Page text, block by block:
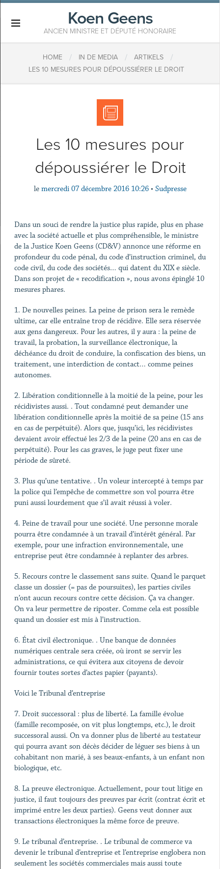
Koen Geens
ANCIEN MINISTRE ET DÉPUTÉ HONORAIRE
HOME / IN DE MEDIA / ARTIKELS /
LES 10 MESURES POUR DÉPOUSSIÉRER LE DROIT
Les 10 mesures pour
dépoussiérer le Droit
le mercredi 07 décembre 2016 10:26 • Sudpresse
Dans un souci de rendre la justice plus rapide, plus en phase
avec la société actuelle et plus compréhensible, le ministre
de la Justice Koen Geens (CD&V) annonce une réforme en
profondeur du code pénal, du code d’instruction criminel, du
code civil, du code des sociétés… qui datent du XIX e siècle.
Dans son projet de « recodification », nous avons épinglé 10
mesures phares.
1. De nouvelles peines. La peine de prison sera le remède
ultime, car elle entraîne trop de récidive. Elle sera réservée
aux gens dangereux. Pour les autres, il y aura : la peine de
travail, la probation, la surveillance électronique, la
déchéance du droit de conduire, la confiscation des biens, un
traitement, une interdiction de contact… comme peines
autonomes.
2. Libération conditionnelle à la moitié de la peine, pour les
récidivistes aussi. . Tout condamné peut demander une
libération conditionnelle après la moitié de sa peine (15 ans
en cas de perpétuité). Alors que, jusqu’ici, les récidivistes
devaient avoir effectué les 2/3 de la peine (20 ans en cas de
perpétuité). Pour les cas graves, le juge peut fixer une
période de sûreté.
3. Plus qu’une tentative. . Un voleur intercepté à temps par
la police qui l’empêche de commettre son vol pourra être
puni aussi lourdement que s’il avait réussi à voler.
4. Peine de travail pour une société. Une personne morale
pourra être condamnée à un travail d’intérêt général. Par
exemple, pour une infraction environnementale, une
entreprise peut être condamnée à replanter des arbres.
5. Recours contre le classement sans suite. Quand le parquet
classe un dossier (= pas de poursuites), les parties civiles
n’ont aucun recours contre cette décision. Ça va changer.
On va leur permettre de riposter. Comme cela est possible
quand un dossier est mis à l’instruction.
6. État civil électronique. . Une banque de données
numériques centrale sera créée, où iront se servir les
administrations, ce qui évitera aux citoyens de devoir
fournir toutes sortes d’actes papier (payants).
Voici le Tribunal d’entreprise
7. Droit successoral : plus de liberté. La famille évolue
(famille recomposée, on vit plus longtemps, etc.), le droit
successoral aussi. On va donner plus de liberté au testateur
qui pourra avant son décès décider de léguer ses biens à un
cohabitant non marié, à ses beaux-enfants, à un enfant non
biologique, etc.
8. La preuve électronique. Actuellement, pour tout litige en
justice, il faut toujours des preuves par écrit (contrat écrit et
imprimé entre les deux parties). Geens veut donner aux
transactions électroniques la même force de preuve.
9. Le tribunal d’entreprise. . Le tribunal de commerce va
devenir le tribunal d’entreprise et l’entreprise englobera non
seulement les sociétés commerciales mais aussi toute